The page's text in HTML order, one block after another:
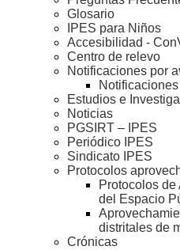
Glosario
IPES para Niños
Accesibilidad -
Centro de relevo
Notificaciones por
Estudios e
Noticias
PGSIRT – IPES
Periódico IPES
Sindicato IPES
Protocolos
Protocolos
del Espacio
distritales de
Crónicas